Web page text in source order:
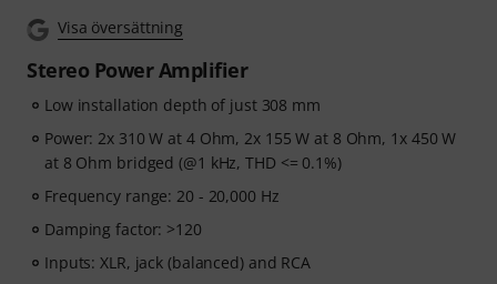
Visa översättning
Stereo Power Amplifier
Low installation depth of just 308 mm
Power: 2x 310 W at 4 Ohm, 2x 155 W at 8 Ohm, 1x 450 W
at 8 Ohm bridged (@1 kHz, THD <= 0.1%)
Frequency range: 20 - 20,000 Hz
Damping factor: >120
Inputs: XLR, jack (balanced) and RCA